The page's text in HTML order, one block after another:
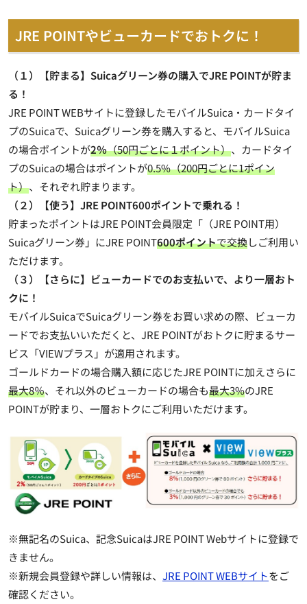
JRE POINTやビューカードでおトクに！
（１）【貯まる】Suicaグリーン券の購入でJRE POINTが貯ま
る！
JRE POINT WEBサイトに登録したモバイルSuica・カードタイ
プのSuicaで、Suicaグリーン券を購入すると、モバイルSuica
の場合ポイントが2％（50円ごとに１ポイント）、カードタイ
プのSuicaの場合はポイントが0.5%（200円ごとに1ポイン
ト）、それぞれ貯まります。
（２）【使う】JRE POINT600ポイントで乗れる！
貯まったポイントはJRE POINT会員限定「（JRE POINT用）
Suicaグリーン券」にJRE POINT600ポイントで交換しご利用い
ただけます。
（３）【さらに】ビューカードでのお支払いで、より一層おト
クに！
モバイルSuicaでSuicaグリーン券をお買い求めの際、ビューカ
ードでお支払いいただくと、JRE POINTがおトクに貯まるサー
ビス「VIEWプラス」が適用されます。
ゴールドカードの場合購入額に応じたJRE POINTに加えさらに
最大8％、それ以外のビューカードの場合も最大3%のJRE
POINTが貯まり、一層おトクにご利用いただけます。
※無記名のSuica、記念SuicaはJRE POINT Webサイトに登録で
きません。
※新規会員登録や詳しい情報は、 JRE POINT WEBサイトをご
確認ください。